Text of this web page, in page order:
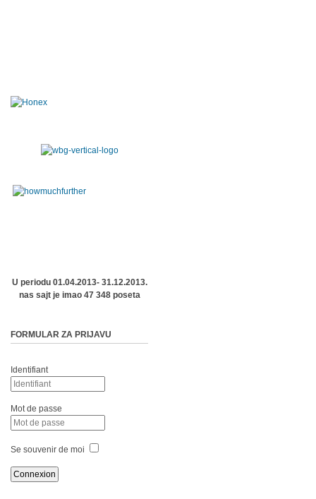
U periodu 01.04.2013- 31.12.2013.
nas sajt je imao 47 348 poseta
FORMULAR ZA PRIJAVU
Identifiant
Mot de passe
Se souvenir de moi